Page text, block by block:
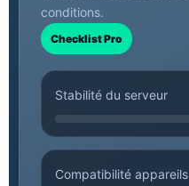
conditions.
Checklist Pro
Stabilité du serveur
Compatibilité appareils